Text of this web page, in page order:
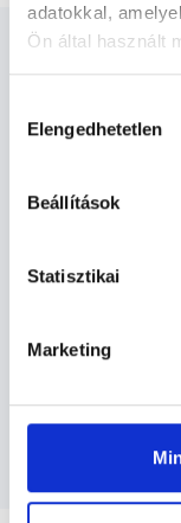
adatokkal,
Ön által használt
szabályzat:
kiválasztása
Elengedhetetlen
Beállítások
Statisztikai
Marketing
Budapesti és